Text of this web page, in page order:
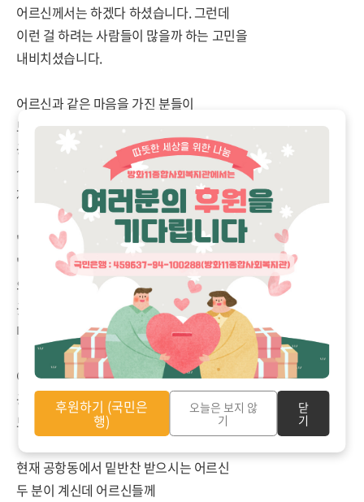
어르신께서는 하겠다 하셨습니다. 그런데
이런 걸 하려는 사람들이 많을까 하는 고민을
내비치셨습니다.
어르신과 같은 마음을 가진 분들이
보기보다 많으시다 말씀드렸습니다.
공항동에 진행되고 있는 모임을
설명해드리면서 요리 모임 가지면
재밌겠다 이야기 나눴습니다.
"장소는 어디로 하지?"
"장소는 함께할 분들이 모이면 그때
의논하면 좋겠어요. 각자가 소속되어 있는
곳이 다르기 때문에 장소 이야기 나누기
더 수월하지 않을까 싶어요."
어르신과 이야기 나누면서
공항동에서 진행할 요리 모임의
모습을 떠올려봤습니다.
현재 공항동에서 밑반찬 받으시는 어르신
두 분이 계신데 어르신들께
후원하기 (국민은
행)
오늘은 보지 않
기
닫
기